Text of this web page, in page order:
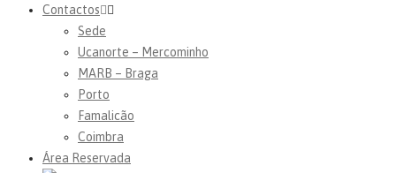
Contactos
Sede
Ucanorte – Mercominho
MARB – Braga
Porto
Famalicão
Coimbra
Área Reservada